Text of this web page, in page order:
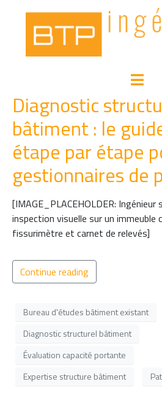
Diagnostic
bâtiment : le
étape par étape
gestionnaires de
[IMAGE_PLACEHOLDER:
inspection visuelle sur un
fissurimètre et carnet de relevés]
Continue reading
Bureau d'études bâtiment existant
Diagnostic structurel bâtiment
Évaluation capacité portante
Expertise structure bâtiment